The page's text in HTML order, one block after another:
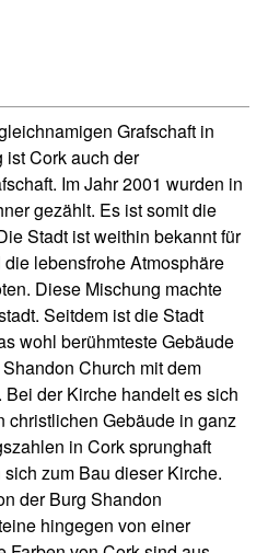
Grafschaft in
Cork auch der
Im Jahr 2001 wurden in
gezählt. Es ist somit die
Stadt ist weithin bekannt für
lebensfrohe Atmosphäre
Diese Mischung machte
Seitdem ist die Stadt
wohl berühmteste Gebäude
Church mit dem
der Kirche handelt es sich
christlichen Gebäude in ganz
in Cork sprunghaft
zum Bau dieser Kirche.
der Burg Shandon
hingegen von einer